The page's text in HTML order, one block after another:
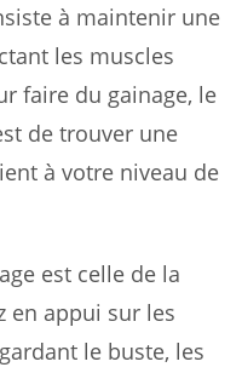
à maintenir une
les muscles
faire du gainage, le
de trouver une
à votre niveau de
est celle de la
en appui sur les
le buste, les